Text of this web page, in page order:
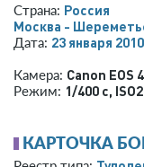
Страна: Россия
Москва -
Дата: 23 января 2010
Камера: Canon EOS
Режим: 1/400 с,
КАРТОЧКА